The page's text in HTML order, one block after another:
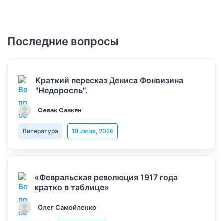
Последние вопросы
Краткий пересказ Дениса Фонвизина
"Недоросль".
Севак Саакян
Литература 18 июля, 2026
«Февральская революция 1917 года
кратко в таблице»
Олег Самойленко